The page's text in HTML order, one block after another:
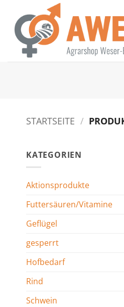
Inhalt
springen
STARTSEITE /
KATEGORIEN
Aktionsprodukte
Futtersäuren/Vitamine
Geflügel
gesperrt
Hofbedarf
Rind
Schwein